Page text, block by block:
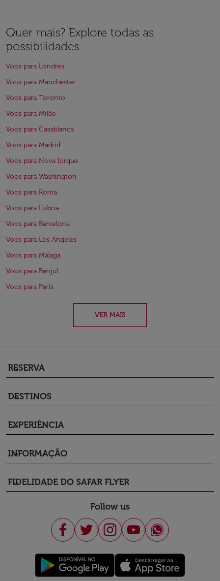
Quer mais? Explore todas as
possibilidades
Voos para Londres
Voos para Manchester
Voos para Toronto
Voos para Milão
Voos para Casablanca
Voos para Madrid
Voos para Nova Iorque
Voos para Washington
Voos para Roma
Voos para Lisboa
Voos para Barcelona
Voos para Los Angeles
Voos para Málaga
Voos para Banjul
Voos para Paris
VER MAIS
RESERVA
keyboard_arrow_down
DESTINOS
keyboard_arrow_down
EXPERIÊNCIA
keyboard_arrow_down
INFORMAÇÃO
keyboard_arrow_down
FIDELIDADE DO SAFAR FLYER
keyboard_arrow_down
Follow us